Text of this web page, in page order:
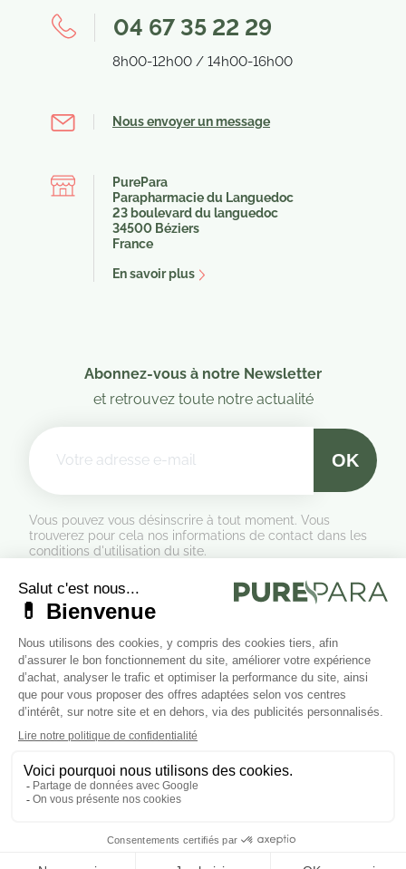
04 67 35 22 29
8h00-12h00 / 14h00-16h00
Nous envoyer un message
PurePara
Parapharmacie du Languedoc
23 boulevard du languedoc
34500 Béziers
France
En savoir plus
Abonnez-vous à notre Newsletter
et retrouvez toute notre actualité
Vous pouvez vous désinscrire à tout moment. Vous
trouverez pour cela nos informations de contact dans les
conditions d'utilisation du site.
Formulaire de rétractation
Marchand approuvé par la Société des Avis Garantis,cliquez ici
pour vérifier
Suivez-nous sur les réseaux sociaux
Cliquez ici pour modifier vos préférences en matière de cookies.